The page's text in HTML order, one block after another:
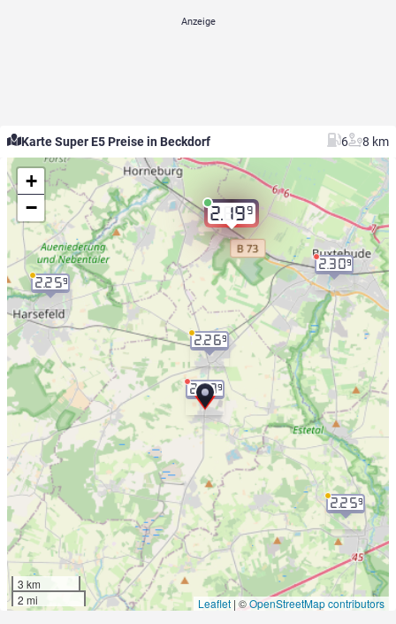
Karte Super E5 Preise in Beckdorf 6 8 km
2.199
2.259
2.259
2.309
2.299
2.269
+
−
3 km
2 mi
Leaflet | ©OpenStreetMap contributors